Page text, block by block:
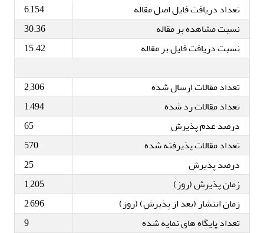
تعداد دریافت فایل اصل مقاله
6,154
نسبت مشاهده بر مقاله
30.36
نسبت دریافت فایل بر مقاله
15.42
تعداد مقالات ارسال شده
2,306
تعداد مقالات رد شده
1,494
درصد عدم پذیرش
65
تعداد مقالات پذیرفته شده
570
درصد پذیرش
25
زمان پذیرش (روز)
1,205
زمان انتشار (بعد از پذیرش) (روز)
2,696
تعداد پایگاه های نمایه شده
9